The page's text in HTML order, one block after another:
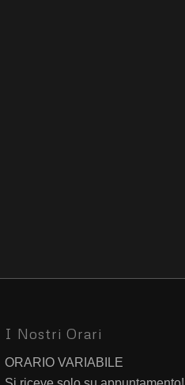
I Nostri Orari
ORARIO VARIABILE